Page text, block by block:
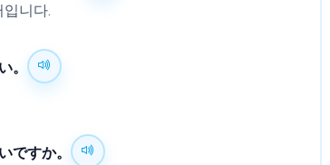
니다.
。
ですか。